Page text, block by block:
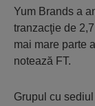
Yum Brands a
tranzacţie de
mai mare parte
notează FT.
Grupul cu